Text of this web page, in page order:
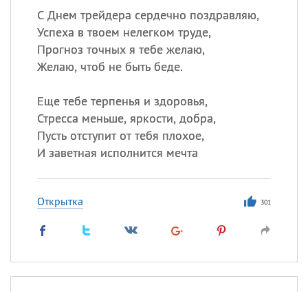
С Днем трейдера сердечно поздравляю,
Успеха в твоем нелегком труде,
Прогноз точных я тебе желаю,
Желаю, чтоб не быть беде.
Еще тебе терпенья и здоровья,
Стресса меньше, яркости, добра,
Пусть отступит от тебя плохое,
И заветная исполнится мечта
Открытка 301